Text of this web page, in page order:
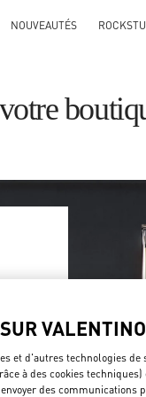
NOUVEAUTÉS
et d'autres technologies de
à des cookies
des communications